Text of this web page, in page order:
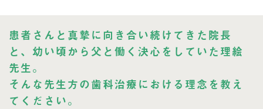
患者さんと真摯に向き合い続けてきた院長
と、幼い頃から父と働く決心をしていた理絵
先生。
そんな先生方の歯科治療における理念を教え
てください。